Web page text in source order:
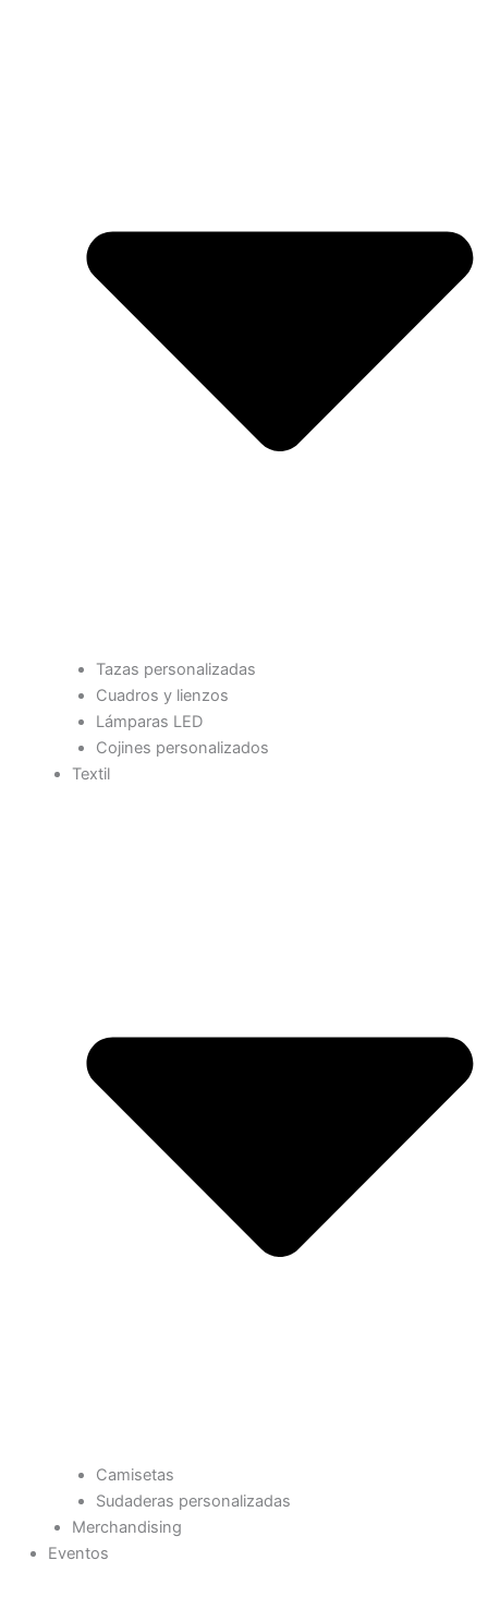
Tazas personalizadas
Cuadros y lienzos
Lámparas LED
Cojines personalizados
Textil
Camisetas
Sudaderas personalizadas
Merchandising
Eventos